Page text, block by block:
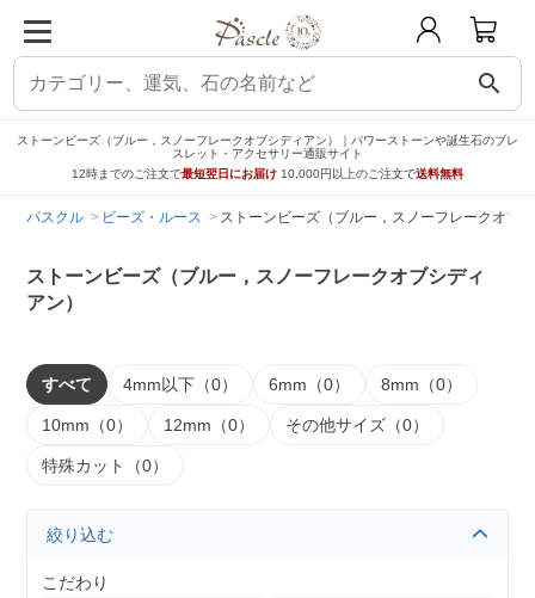
search
ストーンビーズ（ブルー，スノーフレークオブシディアン）｜パワーストーンや誕生石のブレ
スレット・アクセサリー通販サイト
12時までのご注文で最短翌日にお届け 10,000円以上のご注文で送料無料
パスクル ビーズ・ルース ストーンビーズ（ブルー，スノーフレークオブ
ストーンビーズ（ブルー，スノーフレークオブシディ
アン）
すべて 4mm以下（0） 6mm（0） 8mm（0）
10mm（0） 12mm（0） その他サイズ（0）
特殊カット（0）
絞り込む
こだわり